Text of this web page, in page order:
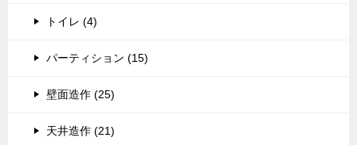
トイレ (4)
パーティション (15)
壁面造作 (25)
天井造作 (21)